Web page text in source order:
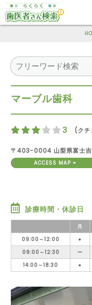
マーブル歯科
3 (クチ
〒403-0004 山梨県富士
ACCESS MAP
診療時間・休診日
月
09:00～12:00
●
09:00～12:30
ー
14:00～18:30
●